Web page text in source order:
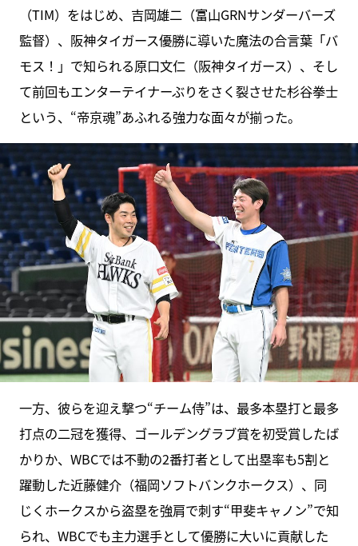
（TIM）をはじめ、吉岡雄二（富山GRNサンダーバーズ
監督）、阪神タイガース優勝に導いた魔法の合言葉「バ
モス！」で知られる原口文仁（阪神タイガース）、そし
て前回もエンターテイナーぶりをさく裂させた杉谷拳士
という、“帝京魂”あふれる強力な面々が揃った。
一方、彼らを迎え撃つ“チーム侍”は、最多本塁打と最多
打点の二冠を獲得、ゴールデングラブ賞を初受賞したば
かりか、WBCでは不動の2番打者として出塁率も5割と
躍動した近藤健介（福岡ソフトバンクホークス）、同
じくホークスから盗塁を強肩で刺す“甲斐キャノン”で知
られ、WBCでも主力選手として優勝に大いに貢献した